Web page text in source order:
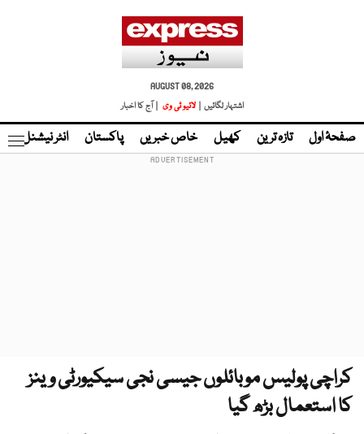
AUGUST 08, 2026
اشتہار لگائیں |
لائیو ٹی وی | آج کا اخبار
صفحۂ اول تازہ ترین کھیل خاص خبریں پاکستان انٹر نیشنل
کراچی پولیس موبائلوں جیسی نجی سیکیورٹی وینز
کا استعمال بڑھ گیا